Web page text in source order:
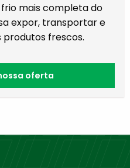
mais completa do
expor, transportar e
produtos frescos.
oferta